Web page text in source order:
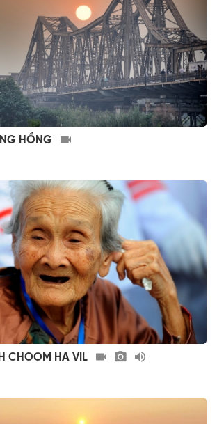
HỒNG
CHOOM HA VIL